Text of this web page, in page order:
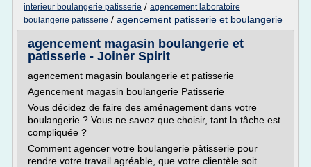
interieur boulangerie patisserie / agencement laboratoire
boulangerie patisserie / agencement patisserie et boulangerie
agencement magasin boulangerie et
patisserie - Joiner Spirit
agencement magasin boulangerie et patisserie
Agencement magasin boulangerie Patisserie
Vous décidez de faire des aménagement dans votre
boulangerie ? Vous ne savez que choisir, tant la tâche est
compliquée ?
Comment agencer votre boulangerie pâtisserie pour
rendre votre travail agréable, que votre clientèle soit